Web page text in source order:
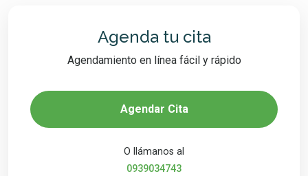
Agenda tu cita
Agendamiento en línea fácil y rápido
Agendar Cita
O llámanos al
0939034743